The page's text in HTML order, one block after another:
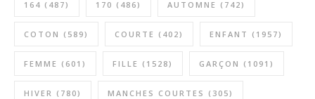
164 (487) 170 (486) AUTOMNE (742)
COTON (589) COURTE (402) ENFANT (1957)
FEMME (601) FILLE (1528) GARÇON (1091)
HIVER (780) MANCHES COURTES (305)